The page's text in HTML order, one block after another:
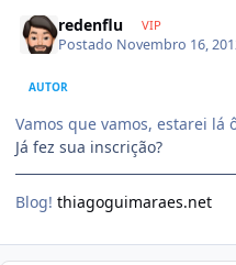
redenflu VIP
Postado Novembro 16,
AUTOR
Vamos que vamos, estarei lá
Já fez sua inscrição?
Blog! thiagoguimaraes.net